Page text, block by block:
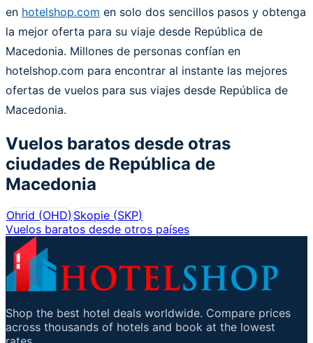
en hotelshop.com en solo dos sencillos pasos y obtenga
la mejor oferta para su viaje desde República de
Macedonia. Millones de personas confían en
hotelshop.com para encontrar al instante las mejores
ofertas de vuelos para sus viajes desde República de
Macedonia.
Vuelos baratos desde otras
ciudades de República de
Macedonia
Ohrid (OHD)Skopie (SKP)
Vuelos baratos desde otros países
Shop the best hotel deals worldwide. Compare prices
across thousands of hotels and book at the lowest